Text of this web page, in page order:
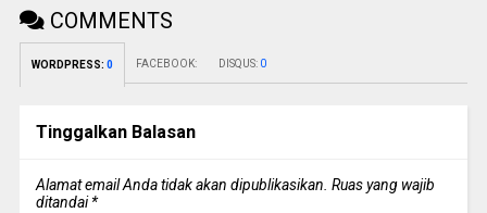
COMMENTS
WORDPRESS: 0 FACEBOOK: DISQUS: 0
Tinggalkan Balasan
Alamat email Anda tidak akan dipublikasikan. Ruas yang wajib
ditandai*